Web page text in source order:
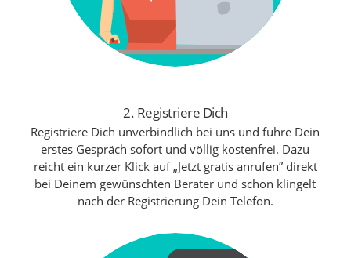
2. Registriere Dich
Registriere Dich unverbindlich bei uns und führe Dein
erstes Gespräch sofort und völlig kostenfrei. Dazu
reicht ein kurzer Klick auf „Jetzt gratis anrufen” direkt
bei Deinem gewünschten Berater und schon klingelt
nach der Registrierung Dein Telefon.